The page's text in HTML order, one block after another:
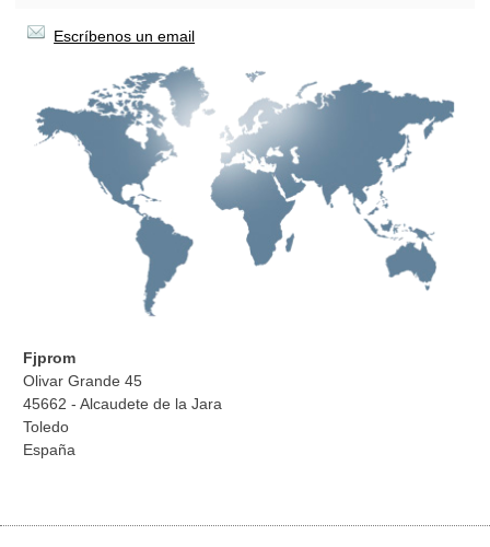
Escríbenos un email
Fjprom
Olivar Grande 45
45662 - Alcaudete de la Jara
Toledo
España